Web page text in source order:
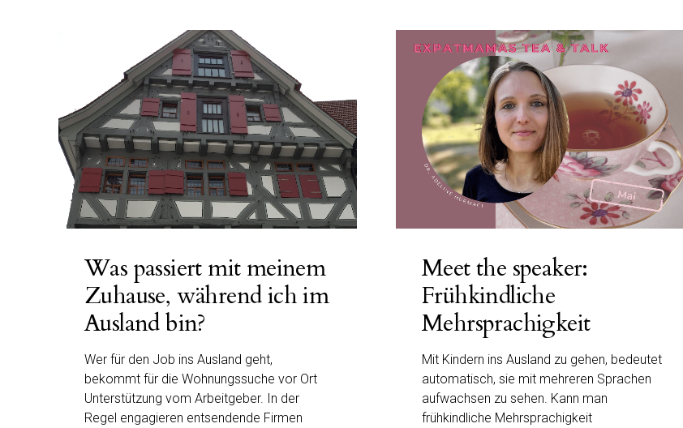
Was passiert mit meinem
Zuhause, während ich im
Ausland bin?
Wer für den Job ins Ausland geht,
bekommt für die Wohnungssuche vor Ort
Unterstützung vom Arbeitgeber. In der
Regel engagieren entsendende Firmen
Meet the speaker:
Frühkindliche
Mehrsprachigkeit
Mit Kindern ins Ausland zu gehen, bedeutet
automatisch, sie mit mehreren Sprachen
aufwachsen zu sehen. Kann man
frühkindliche Mehrsprachigkeit